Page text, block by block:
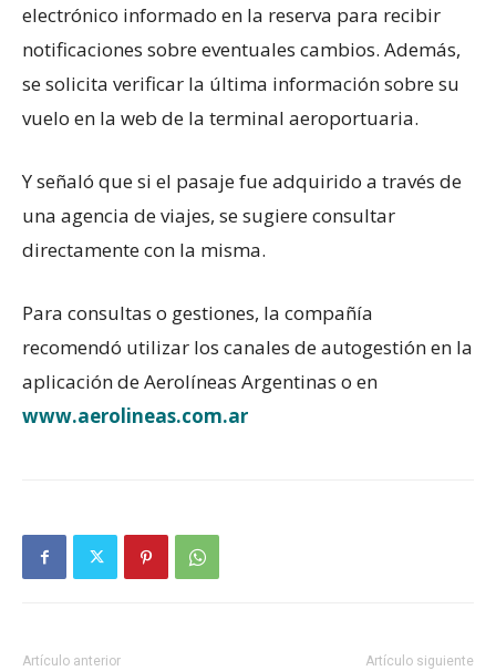
electrónico informado en la reserva para recibir
notificaciones sobre eventuales cambios. Además,
se solicita verificar la última información sobre su
vuelo en la web de la terminal aeroportuaria.
Y señaló que si el pasaje fue adquirido a través de
una agencia de viajes, se sugiere consultar
directamente con la misma.
Para consultas o gestiones, la compañía
recomendó utilizar los canales de autogestión en la
aplicación de Aerolíneas Argentinas o en
www.aerolineas.com.ar
Artículo anterior Artículo siguiente